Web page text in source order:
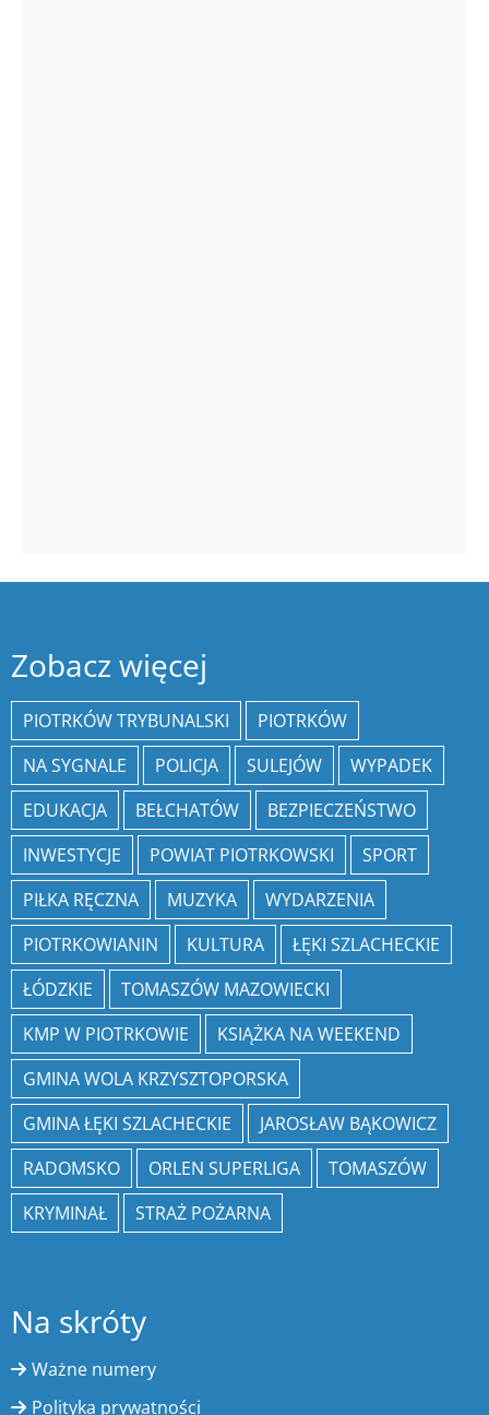
Zobacz więcej
PIOTRKÓW TRYBUNALSKI
PIOTRKÓW
NA SYGNALE
POLICJA SULEJÓW
WYPADEK
EDUKACJA
BEŁCHATÓW
BEZPIECZEŃSTWO
INWESTYCJE
POWIAT PIOTRKOWSKI
SPORT
PIŁKA RĘCZNA
MUZYKA
WYDARZENIA
PIOTRKOWIANIN
KULTURA
ŁĘKI SZLACHECKIE
ŁÓDZKIE
TOMASZÓW MAZOWIECKI
KMP W PIOTRKOWIE
KSIĄŻKA NA WEEKEND
GMINA WOLA KRZYSZTOPORSKA
GMINA ŁĘKI SZLACHECKIE
JAROSŁAW BĄKOWICZ
RADOMSKO
ORLEN SUPERLIGA
TOMASZÓW
KRYMINAŁ
STRAŻ POŻARNA
Na skróty
Ważne numery
Polityka prywatności